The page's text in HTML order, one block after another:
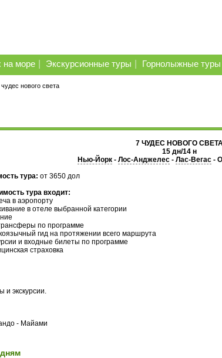
море Экскурсионные туры Горнолыжные туры
чудес нового света
7 ЧУДЕС НОВОГО
15 дн/14 н
Нью-Йорк- Лос-Анджелес- Лас-Вегас-
тура: от 3650 дол
тура входит:
в аэропорту
в отеле выбранной категории
по программе
гид на протяжении всего маршрута
и входные билеты по программе
страховка
и экскурсии.
- Майами